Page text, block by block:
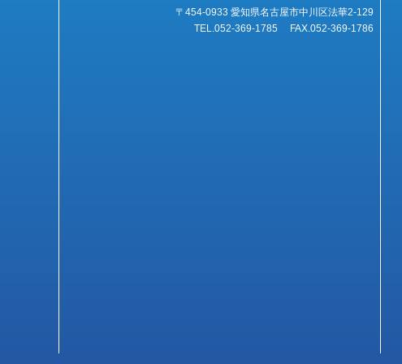
〒454-0933 愛知県名古屋市中川区法華2-129
TEL.052-369-1785 FAX.052-369-1786